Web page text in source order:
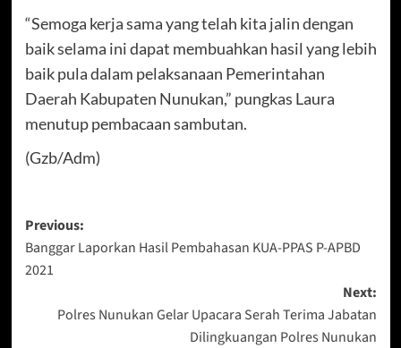
“Semoga kerja sama yang telah kita jalin dengan
baik selama ini dapat membuahkan hasil yang lebih
baik pula dalam pelaksanaan Pemerintahan
Daerah Kabupaten Nunukan,” pungkas Laura
menutup pembacaan sambutan.
(Gzb/Adm)
Post
navigation
Previous:
Banggar Laporkan Hasil Pembahasan KUA-PPAS P-APBD
2021
Next:
Polres Nunukan Gelar Upacara Serah Terima Jabatan
Dilingkuangan Polres Nunukan